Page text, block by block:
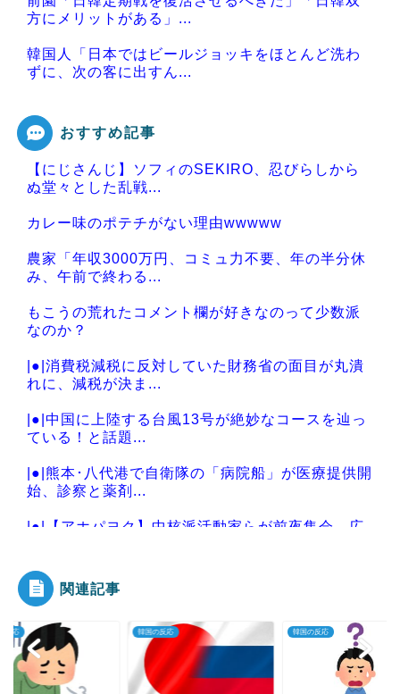
方にメリットがある」...
韓国人「日本ではビールジョッキをほとんど洗わ
ずに、次の客に出すん...
Powered by livedoor 相互RSS
おすすめ記事
【にじさんじ】ソフィのSEKIRO、忍びらしから
ぬ堂々とした乱戦...
カレー味のポテチがない理由wwwww
農家「年収3000万円、コミュ力不要、年の半分休
み、午前で終わる...
もこうの荒れたコメント欄が好きなのって少数派
なのか？
|●|消費税減税に反対していた財務省の面目が丸潰
れに、減税が決ま...
|●|中国に上陸する台風13号が絶妙なコースを辿っ
ている！と話題...
|●|熊本･八代港で自衛隊の「病院船」が医療提供開
始、診察と薬剤...
|●|【アホパヨク】中核派活動家らが前夜集会、広
Powered by livedoor 相互RSS
関連記事
反応 韓国の反応 韓国の反応